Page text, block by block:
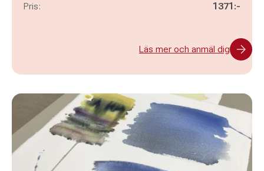
Pris: 1371:-
Läs mer och anmäl dig